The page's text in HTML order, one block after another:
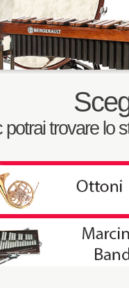
potrai trovare lo